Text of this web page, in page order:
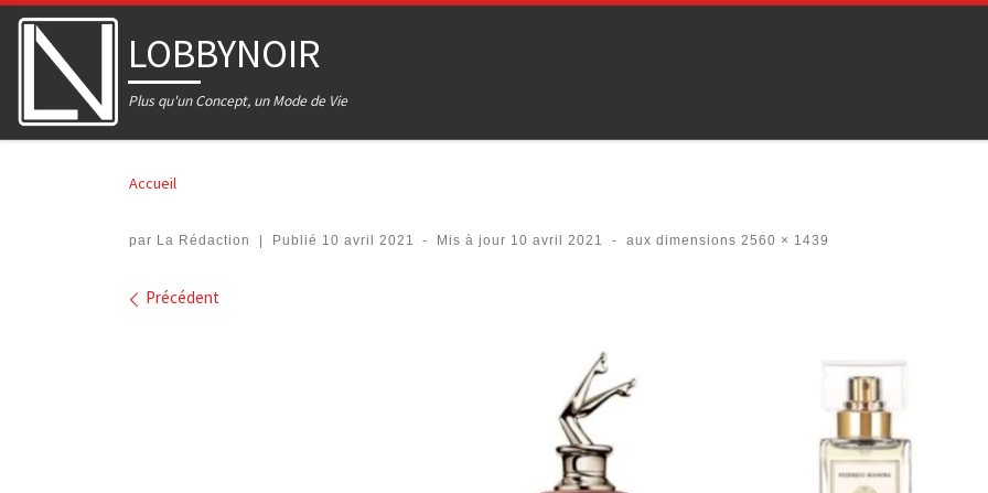
Skip to content LOBBYNOIR
Plus qu'un Concept, un Mode de Vie
Accueil
par La Rédaction Publié 10 avril 2021 - Mis à jour 10 avril 2021 - aux dimensions 2560 × 1439
Navigation dans les images
Précédent